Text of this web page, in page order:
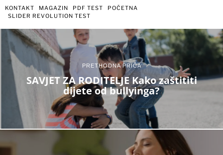
KONTAKT MAGAZIN PDF TEST
POČETNA
SLIDER REVOLUTION TEST
PRETHODNA PRIČA
SAVJET ZA RODITELJE Kako zaštititi
dijete od bullyinga?